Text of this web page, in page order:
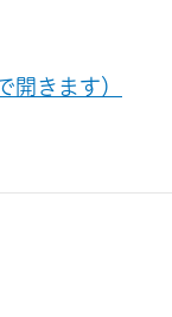
きます）